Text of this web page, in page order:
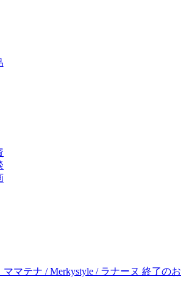
ママテナ / Merkystyle / ラナーヌ 終了のお